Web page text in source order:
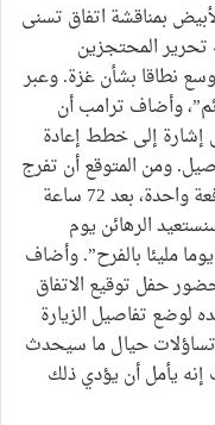
بمناقشة اتفاق تسنى
تحرير المحتجزين
نطاقا بشأن غزة. وعبر
وأضاف ترامب أن
إشارة إلى خطط إعادة
ومن المتوقع أن تفرج
حماس عن المحتجزين العشرين الأحياء دفعة واحدة، بعد 72 ساعة
الرهائن يوم
مليئا بالفرح”. وأضاف
حفل توقيع الاتفاق
لوضع تفاصيل الزيارة
تساؤلات حيال ما سيحدث
إنه يأمل أن يؤدي ذلك